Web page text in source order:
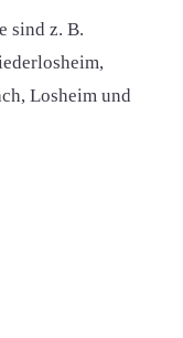
sind z. B.
Losheim und